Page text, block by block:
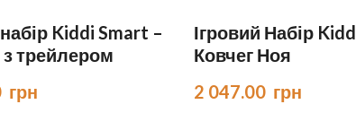
Kiddi Smart –
з трейлером
грн
Ігровий Набір
Ковчег Ноя
2 047.00  грн